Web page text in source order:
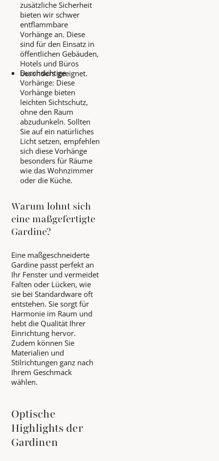
zusätzliche Sicherheit
bieten wir schwer
entflammbare
Vorhänge an. Diese
sind für den Einsatz in
öffentlichen Gebäuden,
Hotels und Büros
besonders geeignet.
Durchsichtige
Vorhänge: Diese
Vorhänge bieten
leichten Sichtschutz,
ohne den Raum
abzudunkeln. Sollten
Sie auf ein natürliches
Licht setzen, empfehlen
sich diese Vorhänge
besonders für Räume
wie das Wohnzimmer
oder die Küche.
Warum lohnt sich
eine maßgefertigte
Gardine?
Eine maßgeschneiderte
Gardine passt perfekt an
Ihr Fenster und vermeidet
Falten oder Lücken, wie
sie bei Standardware oft
entstehen. Sie sorgt für
Harmonie im Raum und
hebt die Qualität Ihrer
Einrichtung hervor.
Zudem können Sie
Materialien und
Stilrichtungen ganz nach
Ihrem Geschmack
wählen.
Optische
Highlights der
Gardinen